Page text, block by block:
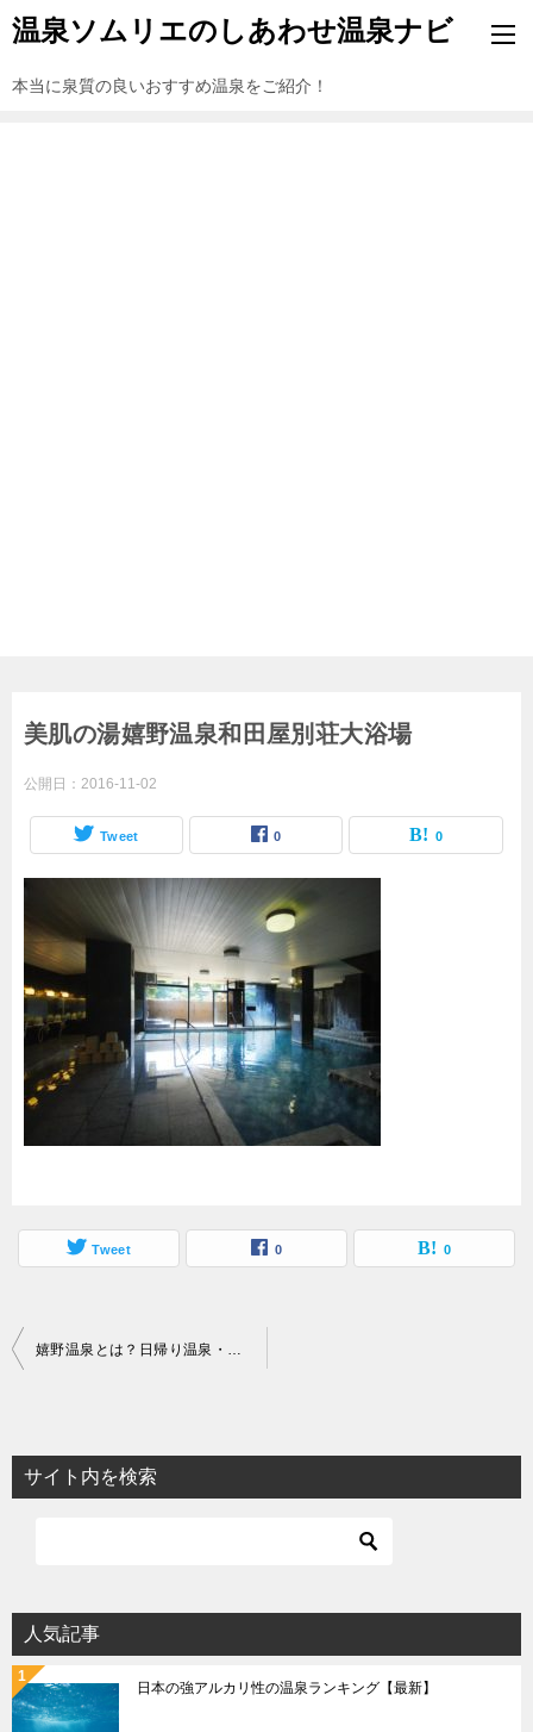
温泉ソムリエのしあわせ温泉ナビ
本当に泉質の良いおすすめ温泉をご紹介！
美肌の湯嬉野温泉和田屋別荘大浴場
公開日： 2016-11-02
Tweet 0 0
Tweet 0 0
投
ビ
ゲ
ョ
ン
嬉野温泉とは？日帰り温泉・泉質・料金・時間・お得な湯めぐり方法まとめ
サイト内を検索
人気記事
日本の強アルカリ性の温泉ランキング【最新】